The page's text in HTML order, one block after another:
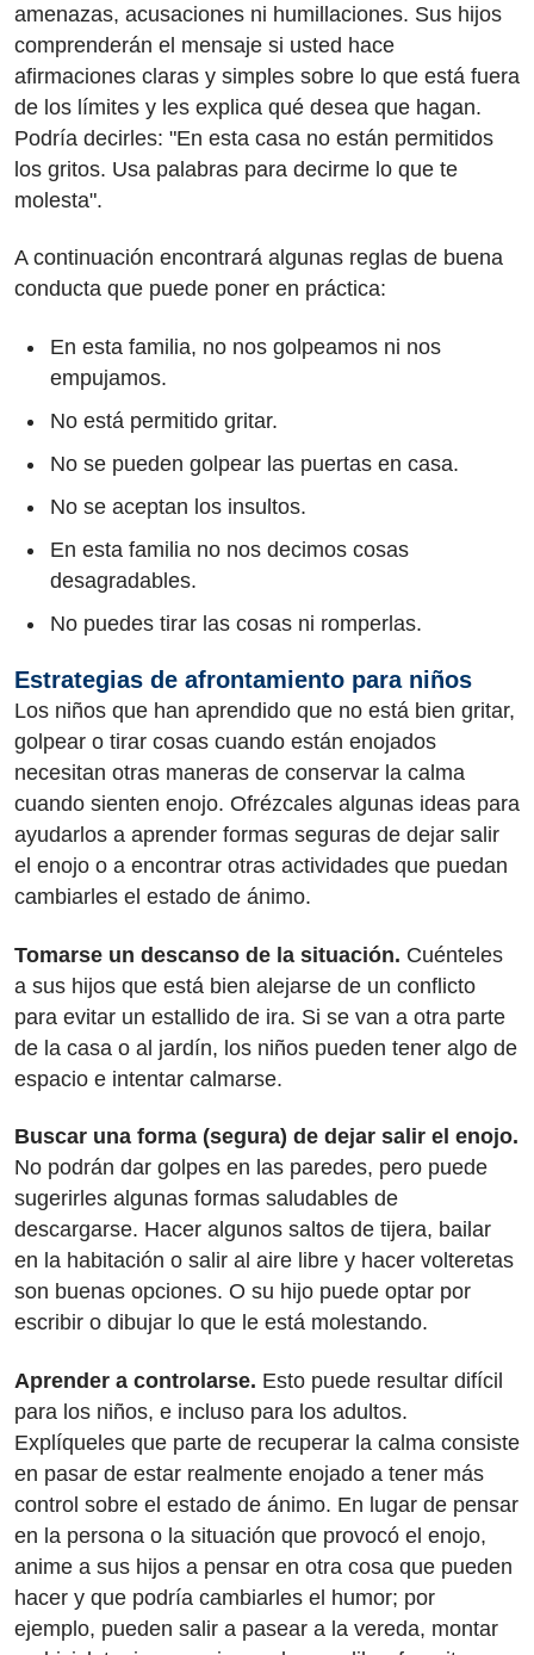
amenazas, acusaciones ni humillaciones. Sus hijos
comprenderán el mensaje si usted hace
afirmaciones claras y simples sobre lo que está fuera
de los límites y les explica qué desea que hagan.
Podría decirles: "En esta casa no están permitidos
los gritos. Usa palabras para decirme lo que te
molesta".
A continuación encontrará algunas reglas de buena
conducta que puede poner en práctica:
En esta familia, no nos golpeamos ni nos
empujamos.
No está permitido gritar.
No se pueden golpear las puertas en casa.
No se aceptan los insultos.
En esta familia no nos decimos cosas
desagradables.
No puedes tirar las cosas ni romperlas.
Estrategias de afrontamiento para niños
Los niños que han aprendido que no está bien gritar,
golpear o tirar cosas cuando están enojados
necesitan otras maneras de conservar la calma
cuando sienten enojo. Ofrézcales algunas ideas para
ayudarlos a aprender formas seguras de dejar salir
el enojo o a encontrar otras actividades que puedan
cambiarles el estado de ánimo.
Tomarse un descanso de la situación. Cuénteles
a sus hijos que está bien alejarse de un conflicto
para evitar un estallido de ira. Si se van a otra parte
de la casa o al jardín, los niños pueden tener algo de
espacio e intentar calmarse.
Buscar una forma (segura) de dejar salir el enojo.
No podrán dar golpes en las paredes, pero puede
sugerirles algunas formas saludables de
descargarse. Hacer algunos saltos de tijera, bailar
en la habitación o salir al aire libre y hacer volteretas
son buenas opciones. O su hijo puede optar por
escribir o dibujar lo que le está molestando.
Aprender a controlarse. Esto puede resultar difícil
para los niños, e incluso para los adultos.
Explíqueles que parte de recuperar la calma consiste
en pasar de estar realmente enojado a tener más
control sobre el estado de ánimo. En lugar de pensar
en la persona o la situación que provocó el enojo,
anime a sus hijos a pensar en otra cosa que pueden
hacer y que podría cambiarles el humor; por
ejemplo, pueden salir a pasear a la vereda, montar